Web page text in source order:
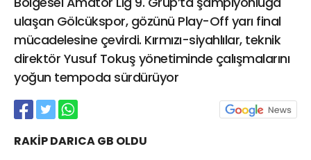
ulaşan Gölcükspor, gözünü Play-Off yarı final
mücadelesine çevirdi. Kırmızı-siyahlılar, teknik
direktör Yusuf Tokuş yönetiminde çalışmalarını
yoğun tempoda sürdürüyor
RAKİP DARICA GB OLDU
21 Gölcük
02624132333
haber@golcukpostasi.com